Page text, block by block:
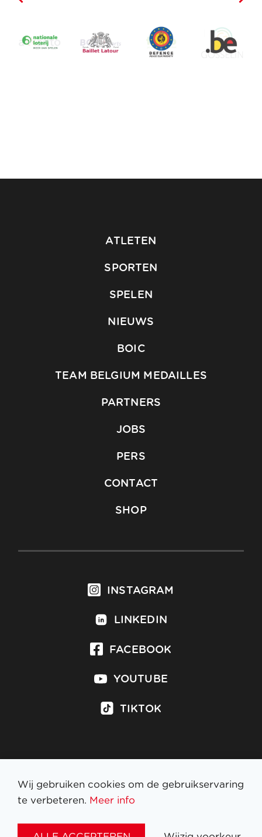
ATLETEN
SPORTEN
SPELEN
NIEUWS
BOIC
TEAM BELGIUM MEDAILLES
PARTNERS
JOBS
PERS
CONTACT
SHOP
INSTAGRAM
LINKEDIN
FACEBOOK
YOUTUBE
TIKTOK
Inschrijven op nieuwsbrief
Wij gebruiken cookies om de gebruikservaring
te verbeteren. Meer info